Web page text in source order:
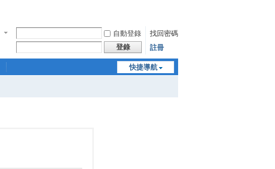
自動登錄
找回密碼
登錄 註冊
快捷導航